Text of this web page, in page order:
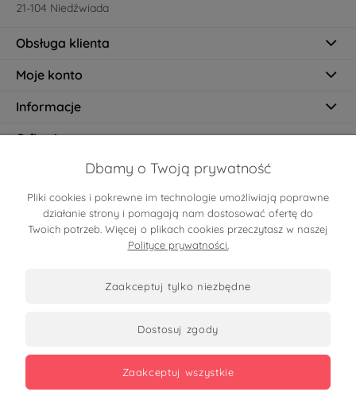
21-104 Niedźwiada
Obsługa klienta
Moje konto
Informacje
O firmie
Certyfikaty
Dbamy o Twoją prywatność
Pliki cookies i pokrewne im technologie umożliwiają poprawne
działanie strony i pomagają nam dostosować ofertę do
Twoich potrzeb. Więcej o plikach cookies przeczytasz w naszej
Polityce prywatności.
zaakceptuj tylko niezbędne
dostosuj zgody
zaakceptuj wszystkie